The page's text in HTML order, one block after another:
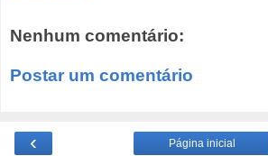
Nenhum comentário:
Postar um comentário
‹ Página inicial